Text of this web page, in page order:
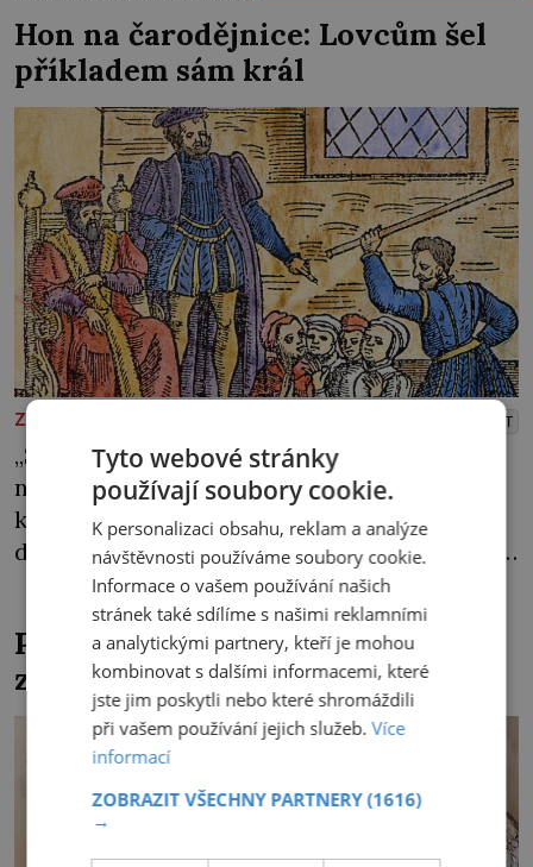
Hon na čarodějnice: Lovcům šel
příkladem sám král
ZAJÍMAVOSTI PŘEHRÁT
„Sestřičky, sudičky, v dlaně dlaň, vedem se,
nesem se přes moře, pláň, kouzlo teď točme
kol a kol.“ Čarodějnice na scéně deklamují a
diváci v hledišti napětím ani nedýchají. Píše
se rok 1606 a populární anglický dramatik
William Shakespeare uvádí svou Tragédii o
Macbethovi. Napsal ji pro krále Jakuba I.,
jenž v roce 1603 vystřídal […]
Pohřbili kancléře z Mitrovic
zaživa?
Tyto webové stránky
používají soubory cookie.
K personalizaci obsahu, reklam a analýze
návštěvnosti používáme soubory cookie.
Informace o vašem používání našich
stránek také sdílíme s našimi reklamními
a analytickými partnery, kteří je mohou
kombinovat s dalšími informacemi, které
jste jim poskytli nebo které shromáždili
při vašem používání jejich služeb.Více
informací
ZOBRAZIT VŠECHNY PARTNERY(1616)
→